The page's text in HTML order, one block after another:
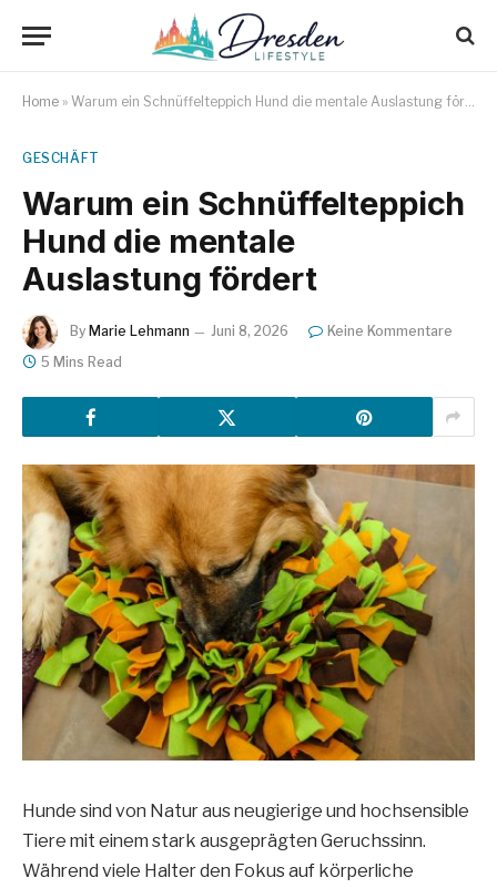
Home » Warum ein Schnüffelteppich Hund die mentale Auslastung fördert
GESCHÄFT
Warum ein Schnüffelteppich
Hund die mentale
Auslastung fördert
By Marie Lehmann Juni 8, 2026
Keine Kommentare
5 Mins Read
Hunde sind von Natur aus neugierige und hochsensible
Tiere mit einem stark ausgeprägten Geruchssinn.
Während viele Halter den Fokus auf körperliche